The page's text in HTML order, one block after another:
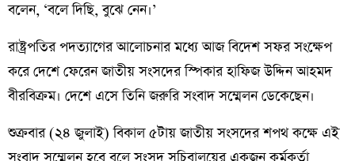
বলেন, ‘বলে দিছি, বুঝে নেন।’
রাষ্ট্রপতির পদত্যাগের আলোচনার মধ্যে আজ বিদেশ সফর সংক্ষেপ
করে দেশে ফেরেন জাতীয় সংসদের স্পিকার হাফিজ উদ্দিন আহমদ
বীরবিক্রম। দেশে এসে তিনি জরুরি সংবাদ সম্মেলন ডেকেছেন।
শুক্রবার (২৪ জুলাই) বিকাল ৫টায় জাতীয় সংসদের শপথ কক্ষে এই